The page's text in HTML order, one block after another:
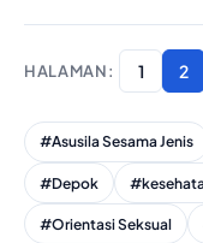
1 2
#Asusila Sesama Jenis
#Depok
#Orientasi Seksual